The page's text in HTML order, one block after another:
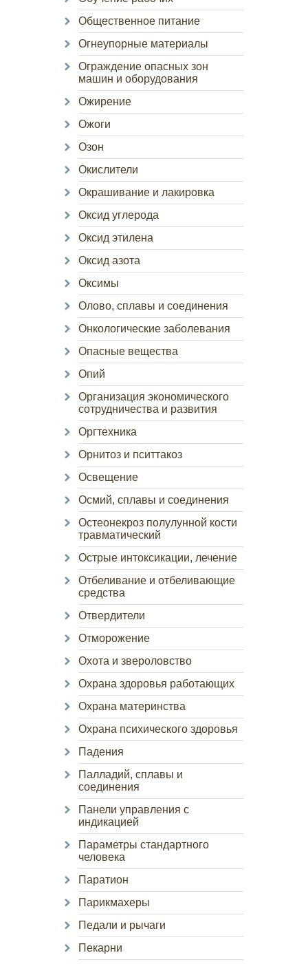
Общественное питание
Огнеупорные материалы
Ограждение опасных зон
машин и оборудования
Ожирение
Ожоги
Озон
Окислители
Окрашивание и лакировка
Оксид углерода
Оксид этилена
Оксид азота
Оксимы
Олово, сплавы и соединения
Онкологические заболевания
Опасные вещества
Опий
Организация экономического
сотрудничества и развития
Оргтехника
Орнитоз и пситтакоз
Освещение
Осмий, сплавы и соединения
Остеонекроз полулунной кости
травматический
Острые интоксикации, лечение
Отбеливание и отбеливающие
средства
Отвердители
Отморожение
Охота и звероловство
Охрана здоровья работающих
Охрана материнства
Охрана психического здоровья
Падения
Палладий, сплавы и
соединения
Панели управления с
индикацией
Параметры стандартного
человека
Паратион
Парикмахеры
Педали и рычаги
Пекарни